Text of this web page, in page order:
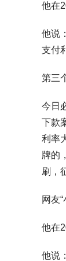
他在
他说
支付
第三
今日
下款
利率
牌的
刷，
网友
他在
他说